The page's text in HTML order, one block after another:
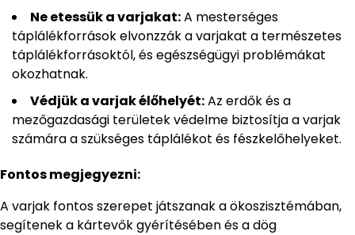
Ne etessük a varjakat:A mesterséges
táplálékforrások elvonzzák a varjakat a természetes
táplálékforrásoktól, és egészségügyi problémákat
okozhatnak.
Védjük a varjak élőhelyét:Az erdők és a
mezőgazdasági területek védelme biztosítja a varjak
számára a szükséges táplálékot és fészkelőhelyeket.
Fontos megjegyezni:
A varjak fontos szerepet játszanak a ökoszisztémában,
segítenek a kártevők gyérítésében és a dög